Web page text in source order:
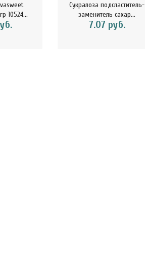
10524...
Сукралоза подсластитель-
заменитель сахар...
7.07 руб.